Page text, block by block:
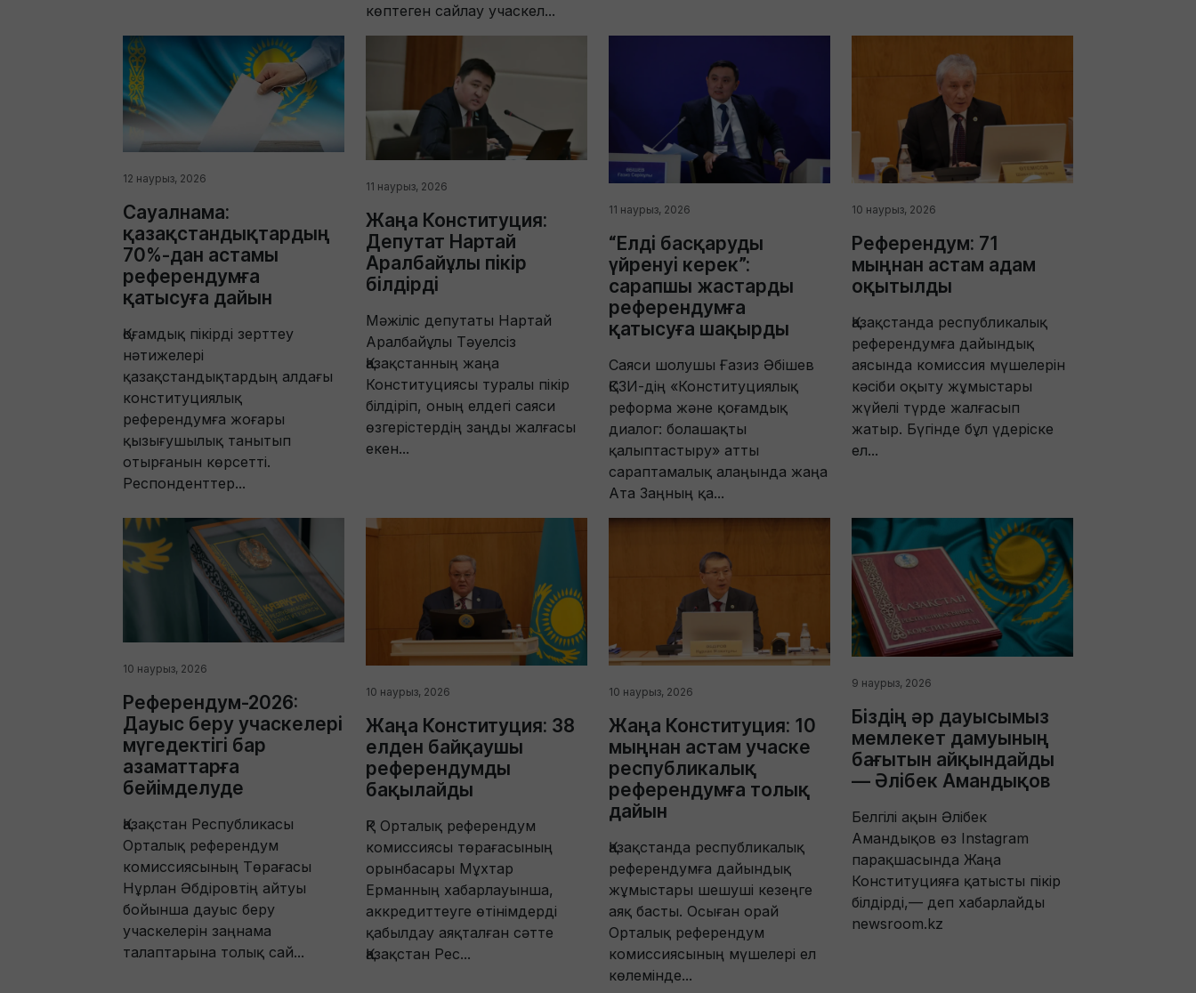
көптеген сайлау учаскел...
12 наурыз, 2026
Сауалнама:
қазақстандықтардың
70%-дан астамы
референдумға
қатысуға дайын
Қоғамдық пікірді зерттеу
нәтижелері
қазақстандықтардың алдағы
конституциялық
референдумға жоғары
қызығушылық танытып
отырғанын көрсетті.
Респонденттер...
11 наурыз, 2026
Жаңа Конституция:
Депутат Нартай
Аралбайұлы пікір
білдірді
Мәжіліс депутаты Нартай
Аралбайұлы Тәуелсіз
Қазақстанның жаңа
Конституцияс​ы туралы пікір
білдіріп, оның елдегі саяси
өзгерістердің заңды жалғасы
екен...
11 наурыз, 2026
“Елді басқаруды
үйренуі керек”:
сарапшы жастарды
референдумға
қатысуға шақырды
Саяси шолушы Ғазиз Әбішев
ҚСЗИ-дің «Конституциялық
реформа және қоғамдық
диалог: болашақты
қалыптастыру» атты
сараптамалық алаңында жаңа
Ата Заңның қа...
10 наурыз, 2026
Референдум: 71
мыңнан астам адам
оқытылды
Қазақстанда республикалық
референдумға дайындық
аясында комиссия мүшелерін
кәсіби оқыту жұмыстары
жүйелі түрде жалғасып
жатыр. Бүгінде бұл үдеріске
ел...
10 наурыз, 2026
Референдум-2026:
Дауыс беру учаскелері
мүгедектігі бар
азаматтарға
бейімделуде
Қазақстан Республикасы
Орталық референдум
комиссиясының Төрағасы
Нұрлан Әбдіровтің айтуы
бойынша дауыс беру
учаскелерін заңнама
талаптарына толық сай...
10 наурыз, 2026
Жаңа Конституция: 38
елден байқаушы
референдумды
бақылайды
ҚР Орталық референдум
комиссиясы төрағасының
орынбасары Мұхтар
Ерманның хабарлауынша,
аккредиттеуге өтінімдерді
қабылдау аяқталған сәтте
Қазақстан Рес...
10 наурыз, 2026
Жаңа Конституция: 10
мыңнан астам учаске
республикалық
референдумға толық
дайын
Қазақстанда республикалық
референдумға дайындық
жұмыстары шешуші кезеңге
аяқ басты. Осыған орай
Орталық референдум
комиссиясының мүшелері ел
көлемінде...
9 наурыз, 2026
Біздің әр дауысымыз
мемлекет дамуының
бағытын айқындайды
— Әлібек Амандықов
Белгілі ақын Әлібек
Амандықов өз Instagram
парақшасында Жаңа
Конституцияға қатысты пікір
білдірді,— деп хабарлайды
newsroom.kz